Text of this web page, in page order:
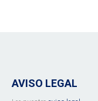
AVISO LEGAL